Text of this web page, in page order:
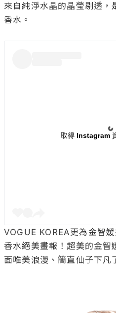
來自純淨水晶的晶瑩剔透，
香水。
取得 Instagram
VOGUE KOREA更為金智
香水絕美畫報！超美的金智